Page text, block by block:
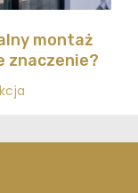
montaż
znaczenie?